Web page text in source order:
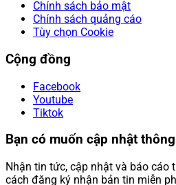
Chính sách bảo mật
Chính sách quảng cáo
Tùy chọn Cookie
Cộng đồng
Facebook
Youtube
Tiktok
Bạn có muốn cập nhật
Nhận tin tức, cập nhật và báo cáo
cách đăng ký nhận bản tin miễn